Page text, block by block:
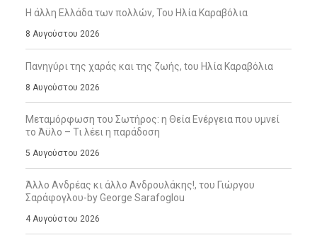
Η άλλη Ελλάδα των πολλών, Του Ηλία Καραβόλια
8 Αυγούστου 2026
Πανηγύρι της χαράς και της ζωής, tου Ηλία Καραβόλια
8 Αυγούστου 2026
Μεταμόρφωση του Σωτήρος: η Θεία Ενέργεια που υμνεί
το Άϋλο – Τι λέει η παράδοση
5 Αυγούστου 2026
Άλλο Ανδρέας κι άλλο Ανδρουλάκης!, του Γιώργου
Σαράφογλου-by George Sarafoglou
4 Αυγούστου 2026